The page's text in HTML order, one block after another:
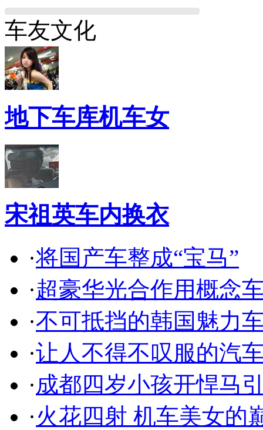
车友文化
地下车库机车女
宋祖英车内换衣
·将国产车整成“宝马”
·超豪华光合作用概念
·不可抵挡的韩国魅力
·让人不得不叹服的汽
·成都四岁小孩开悍马
·火花四射 机车美女的